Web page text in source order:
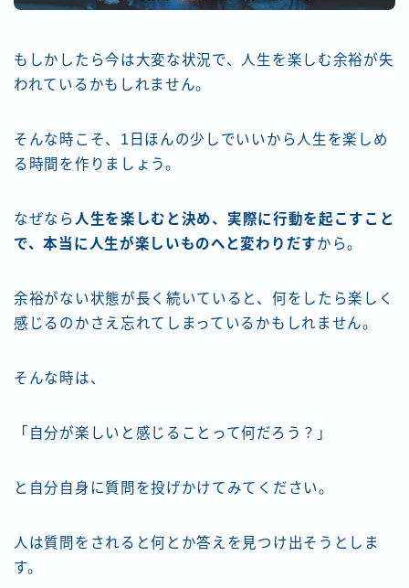
もしかしたら今は大変な状況で、人生を楽しむ余裕が失
われているかもしれません。
そんな時こそ、1日ほんの少しでいいから人生を楽しめ
る時間を作りましょう。
なぜなら 人生を楽しむと決め、実際に行動を起こすこと
で、本当に人生が楽しいものへと変わりだすから。
余裕がない状態が長く続いていると、何をしたら楽しく
感じるのかさえ忘れてしまっているかもしれません。
そんな時は、
「自分が楽しいと感じることって何だろう？」
と自分自身に質問を投げかけてみてください。
人は質問をされると何とか答えを見つけ出そうとしま
す。